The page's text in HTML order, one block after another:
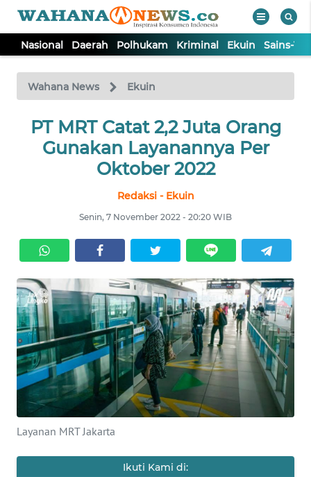
Nasional Daerah Polhukam Kriminal Ekuin Sains-
Wahana News Ekuin
PT MRT Catat 2,2 Juta Orang
Gunakan Layanannya Per
Oktober 2022
Redaksi - Ekuin
Senin, 7 November 2022 - 20:20 WIB
Layanan MRT Jakarta
Ikuti Kami di:
TV
Tutup
NASIONAL
KRIMINAL
EKUIN
SAINS-TEKNO
KESEHATAN
INTERNASIONAL
SERBA-SERBI